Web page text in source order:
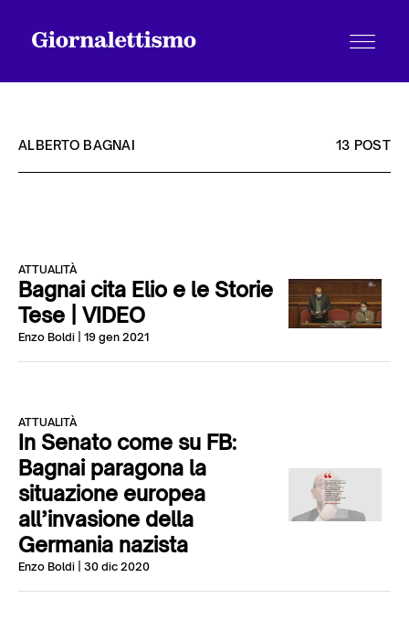
Chi siamo
Contatti
ALBERTO BAGNAI 13 POST
ATTUALITÀ
Bagnai cita Elio e le Storie
Tese | VIDEO
Enzo Boldi | 19 gen 2021
ATTUALITÀ
In Senato come su FB:
Bagnai paragona la
situazione europea
all’invasione della
Germania nazista
Enzo Boldi | 30 dic 2020